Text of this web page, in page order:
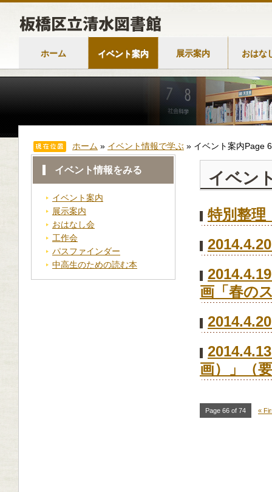
ホーム イベント案内 展示案内 おはな
ホーム » イベント情報で学ぶ » イベント案内Page
イベント情報をみる
イベント案内
展示案内
おはなし会
工作会
パスファインダー
中高生のための読む本
イベン
特別整理
画「春の
画）」（
Page 66 of 74 «